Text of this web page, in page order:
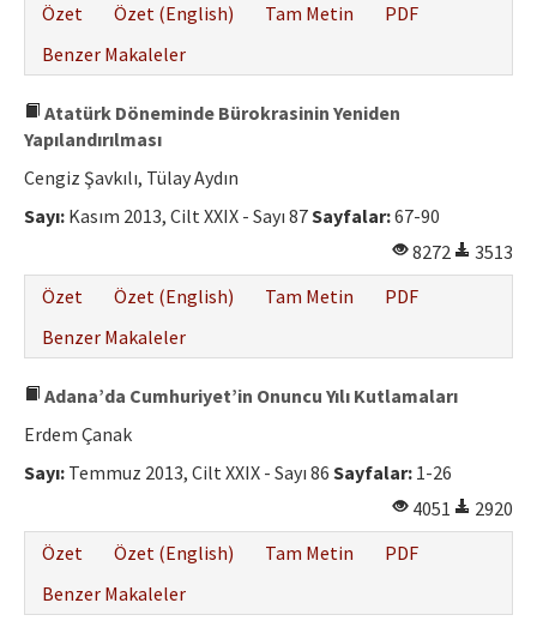
Özet
Özet (English) Tam Metin
PDF
Benzer Makaleler
Atatürk Döneminde Bürokrasinin Yeniden
Yapılandırılması
Cengiz Şavkılı, Tülay Aydın
Sayı: Kasım 2013, Cilt XXIX - Sayı 87Sayfalar:67-90
8272
3513
Özet
Özet (English) Tam Metin
PDF
Benzer Makaleler
Adana’da Cumhuriyet’in Onuncu Yılı Kutlamaları
Erdem Çanak
Sayı: Temmuz 2013, Cilt XXIX - Sayı 86 Sayfalar: 1-26
4051
2920
Özet
Özet (English) Tam Metin
PDF
Benzer Makaleler